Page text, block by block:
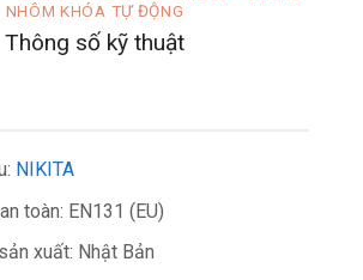
NHÔM KHÓA TỰ ĐỘNG
Thông số kỹ thuật
NIKITA
toàn: EN131 (EU)
xuất: Nhật Bản